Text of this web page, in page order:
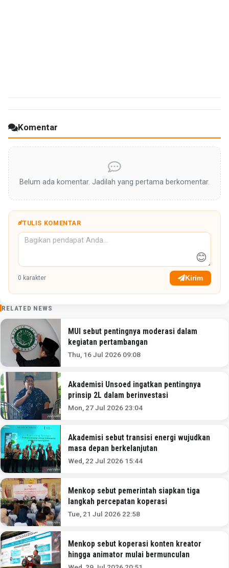
Komentar
Belum ada komentar. Jadilah yang pertama berkomentar.
TULIS KOMENTAR
😊
0 karakter Kirim
RELATED NEWS
MUI sebut pentingnya moderasi dalam
kegiatan pertambangan
Thu, 16 Jul 2026 09:08
Akademisi Unsoed ingatkan pentingnya
prinsip 2L dalam berinvestasi
Mon, 27 Jul 2026 23:04
Akademisi sebut transisi energi wujudkan
masa depan berkelanjutan
Wed, 22 Jul 2026 15:44
Menkop sebut pemerintah siapkan tiga
langkah percepatan koperasi
Tue, 21 Jul 2026 22:58
Menkop sebut koperasi konten kreator
hingga animator mulai bermunculan